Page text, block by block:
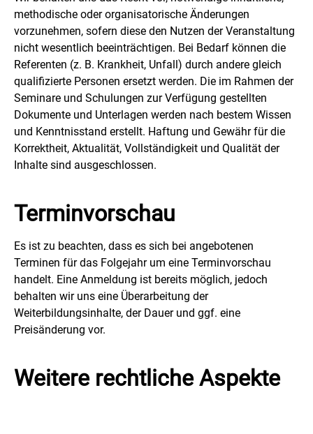
methodische oder organisatorische Änderungen
vorzunehmen, sofern diese den Nutzen der Veranstaltung
nicht wesentlich beeinträchtigen. Bei Bedarf können die
Referenten (z. B. Krankheit, Unfall) durch andere gleich
qualifizierte Personen ersetzt werden. Die im Rahmen der
Seminare und Schulungen zur Verfügung gestellten
Dokumente und Unterlagen werden nach bestem Wissen
und Kenntnisstand erstellt. Haftung und Gewähr für die
Korrektheit, Aktualität, Vollständigkeit und Qualität der
Inhalte sind ausgeschlossen.
Terminvorschau
Es ist zu beachten, dass es sich bei angebotenen
Terminen für das Folgejahr um eine Terminvorschau
handelt. Eine Anmeldung ist bereits möglich, jedoch
behalten wir uns eine Überarbeitung der
Weiterbildungsinhalte, der Dauer und ggf. eine
Preisänderung vor.
Weitere rechtliche Aspekte